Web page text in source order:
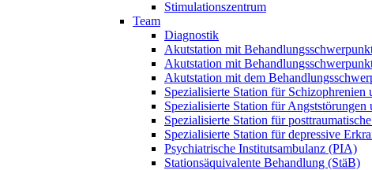
Stimulationszentrum
Team
Diagnostik
Akutstation mit
Akutstation mit
Akutstation mit dem
Spezialisierte Station für
Spezialisierte Station für Angststörungen
Spezialisierte Station für
Spezialisierte Station für depressive
Psychiatrische Institutsambulanz (PIA)
Stationsäquivalente Behandlung (StäB)